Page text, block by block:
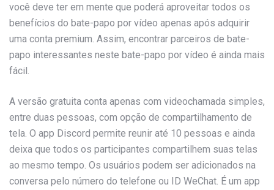
você deve ter em mente que poderá aproveitar todos os
benefícios do bate-papo por vídeo apenas após adquirir
uma conta premium. Assim, encontrar parceiros de bate-
papo interessantes neste bate-papo por vídeo é ainda mais
fácil.
A versão gratuita conta apenas com videochamada simples,
entre duas pessoas, com opção de compartilhamento de
tela. O app Discord permite reunir até 10 pessoas e ainda
deixa que todos os participantes compartilhem suas telas
ao mesmo tempo. Os usuários podem ser adicionados na
conversa pelo número do telefone ou ID WeChat. É um app